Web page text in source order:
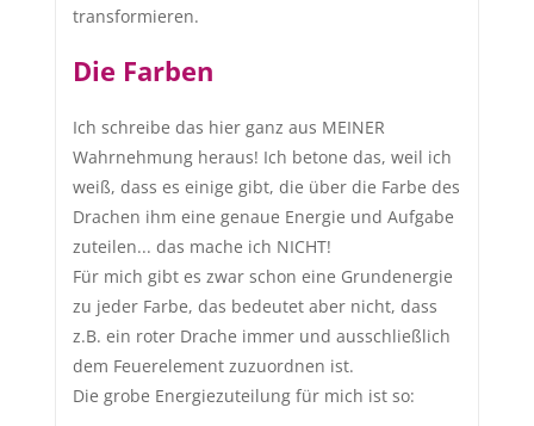
transformieren.
Die Farben
Ich schreibe das hier ganz aus MEINER
Wahrnehmung heraus! Ich betone das, weil ich
weiß, dass es einige gibt, die über die Farbe des
Drachen ihm eine genaue Energie und Aufgabe
zuteilen... das mache ich NICHT!
Für mich gibt es zwar schon eine Grundenergie
zu jeder Farbe, das bedeutet aber nicht, dass
z.B. ein roter Drache immer und ausschließlich
dem Feuerelement zuzuordnen ist.
Die grobe Energiezuteilung für mich ist so: